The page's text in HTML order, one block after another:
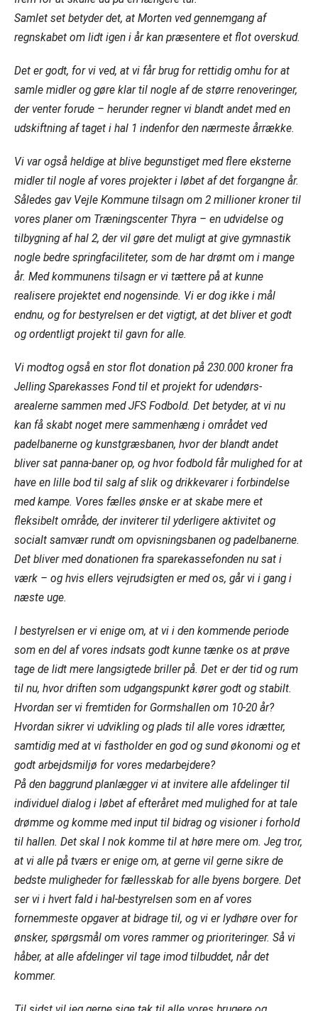
Samlet set betyder det, at Morten ved gennemgang af
regnskabet om lidt igen i år kan præsentere et flot overskud.
Det er godt, for vi ved, at vi får brug for rettidig omhu for at
samle midler og gøre klar til nogle af de større renoveringer,
der venter forude – herunder regner vi blandt andet med en
udskiftning af taget i hal 1 indenfor den nærmeste årrække.
Vi var også heldige at blive begunstiget med flere eksterne
midler til nogle af vores projekter i løbet af det forgangne år.
Således gav Vejle Kommune tilsagn om 2 millioner kroner til
vores planer om Træningscenter Thyra – en udvidelse og
tilbygning af hal 2, der vil gøre det muligt at give gymnastik
nogle bedre springfaciliteter, som de har drømt om i mange
år. Med kommunens tilsagn er vi tættere på at kunne
realisere projektet end nogensinde. Vi er dog ikke i mål
endnu, og for bestyrelsen er det vigtigt, at det bliver et godt
og ordentligt projekt til gavn for alle.
Vi modtog også en stor flot donation på 230.000 kroner fra
Jelling Sparekasses Fond til et projekt for udendørs-
arealerne sammen med JFS Fodbold. Det betyder, at vi nu
kan få skabt noget mere sammenhæng i området ved
padelbanerne og kunstgræsbanen, hvor der blandt andet
bliver sat panna-baner op, og hvor fodbold får mulighed for at
have en lille bod til salg af slik og drikkevarer i forbindelse
med kampe. Vores fælles ønske er at skabe mere et
fleksibelt område, der inviterer til yderligere aktivitet og
socialt samvær rundt om opvisningsbanen og padelbanerne.
Det bliver med donationen fra sparekassefonden nu sat i
værk – og hvis ellers vejrudsigten er med os, går vi i gang i
næste uge.
I bestyrelsen er vi enige om, at vi i den kommende periode
som en del af vores indsats godt kunne tænke os at prøve
tage de lidt mere langsigtede briller på. Det er der tid og rum
til nu, hvor driften som udgangspunkt kører godt og stabilt.
Hvordan ser vi fremtiden for Gormshallen om 10-20 år?
Hvordan sikrer vi udvikling og plads til alle vores idrætter,
samtidig med at vi fastholder en god og sund økonomi og et
godt arbejdsmiljø for vores medarbejdere?
På den baggrund planlægger vi at invitere alle afdelinger til
individuel dialog i løbet af efteråret med mulighed for at tale
drømme og komme med input til bidrag og visioner i forhold
til hallen. Det skal I nok komme til at høre mere om. Jeg tror,
at vi alle på tværs er enige om, at gerne vil gerne sikre de
bedste muligheder for fællesskab for alle byens borgere. Det
ser vi i hvert fald i hal-bestyrelsen som en af vores
fornemmeste opgaver at bidrage til, og vi er lydhøre over for
ønsker, spørgsmål om vores rammer og prioriteringer. Så vi
håber, at alle afdelinger vil tage imod tilbuddet, når det
kommer.